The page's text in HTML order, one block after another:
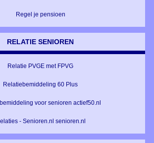
Regel je pensioen
RELATIE SENIOREN
Relatie PVGE met FPVG
Relatiebemiddeling 60 Plus
voor senioren actief50.nl
- Senioren.nl senioren.nl